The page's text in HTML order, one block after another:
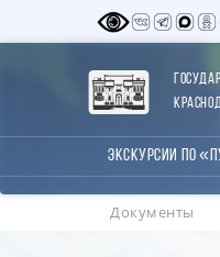
Экскурсии по
Документы